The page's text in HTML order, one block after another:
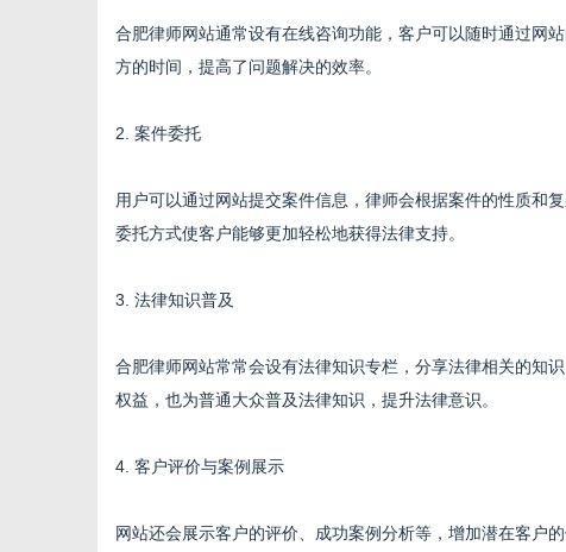
合肥律师网站通常设有在线咨询功能，客户可以随时通过网
方的时间，提高了问题解决的效率。
2. 案件委托
用户可以通过网站提交案件信息，律师会根据案件的性质和
委托方式使客户能够更加轻松地获得法律支持。
3. 法律知识普及
合肥律师网站常常会设有法律知识专栏，分享法律相关的知
权益，也为普通大众普及法律知识，提升法律意识。
4. 客户评价与案例展示
网站还会展示客户的评价、成功案例分析等，增加潜在客户